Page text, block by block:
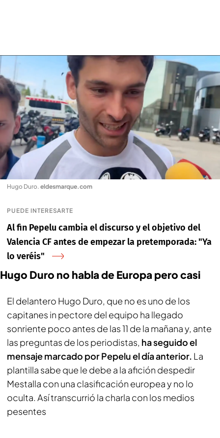
Hugo Duro. eldesmarque.com
PUEDE INTERESARTE
Al fin Pepelu cambia el discurso y el objetivo del
Valencia CF antes de empezar la pretemporada: "Ya
lo veréis"
Hugo Duro no habla de Europa pero casi
El delantero Hugo Duro, que no es uno de los
capitanes in pectore del equipo ha llegado
sonriente poco antes de las 11 de la mañana y, ante
las preguntas de los periodistas, ha seguido el
mensaje marcado por Pepelu el día anterior. La
plantilla sabe que le debe a la afición despedir
Mestalla con una clasificación europea y no lo
oculta. Así transcurrió la charla con los medios
pesentes